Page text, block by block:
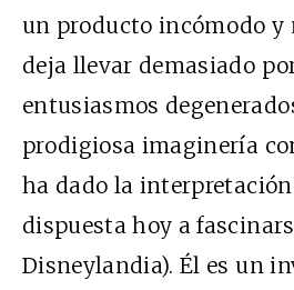
un producto incómodo y
deja llevar demasiado
entusiasmos
prodigiosa imaginería
ha dado la
dispuesta hoy a
Disneylandia). Él es un